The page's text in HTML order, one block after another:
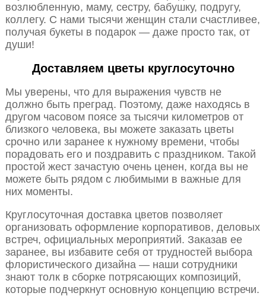
возлюбленную, маму, сестру, бабушку, подругу,
коллегу. С нами тысячи женщин стали счастливее,
получая букеты в подарок — даже просто так, от
души!
Доставляем цветы круглосуточно
Мы уверены, что для выражения чувств не
должно быть преград. Поэтому, даже находясь в
другом часовом поясе за тысячи километров от
близкого человека, вы можете заказать цветы
срочно или заранее к нужному времени, чтобы
порадовать его и поздравить с праздником. Такой
простой жест зачастую очень ценен, когда вы не
можете быть рядом с любимыми в важные для
них моменты.
Круглосуточная доставка цветов позволяет
организовать оформление корпоративов, деловых
встреч, официальных мероприятий. Заказав ее
заранее, вы избавите себя от трудностей выбора
флористического дизайна — наши сотрудники
знают толк в сборке потрясающих композиций,
которые подчеркнут основную концепцию встречи.